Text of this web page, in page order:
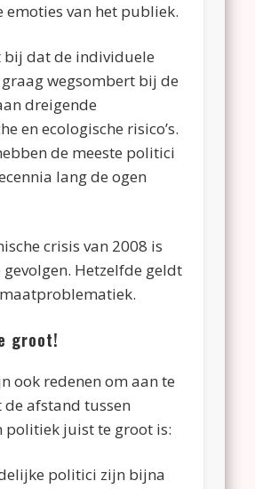
emoties van het publiek.
bij dat de individuele
wegsombert bij de
dreigende
en ecologische risico’s.
de meeste politici
lang de ogen
crisis van 2008 is
gevolgen. Hetzelfde geldt
groot!
ook redenen om aan te
de afstand tussen
politiek juist te groot is:
politici zijn bijna